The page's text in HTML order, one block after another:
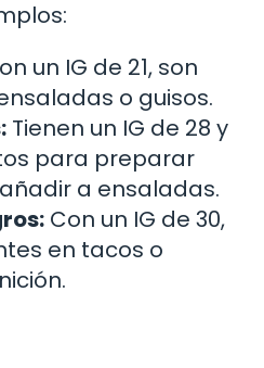
un IG de 21, son
o guisos.
Tienen un IG de 28 y
para preparar
a ensaladas.
Con un IG de 30,
en tacos o